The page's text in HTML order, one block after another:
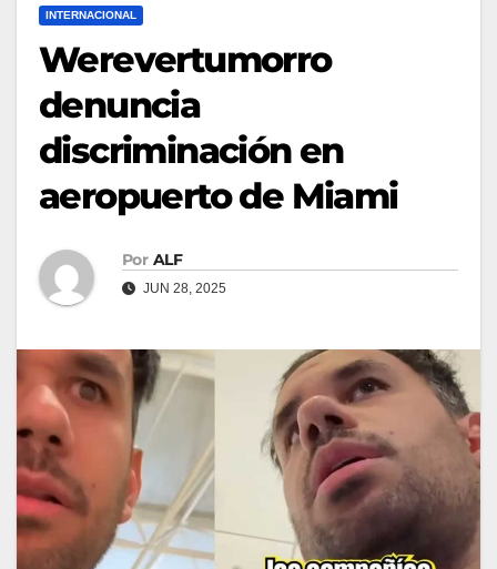
INTERNACIONAL
Werevertumorro
denuncia
discriminación en
aeropuerto de Miami
Por ALF
JUN 28, 2025